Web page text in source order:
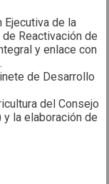
Ejecutiva de la
Reactivación de
y enlace con
de Desarrollo
del Consejo
y la elaboración de